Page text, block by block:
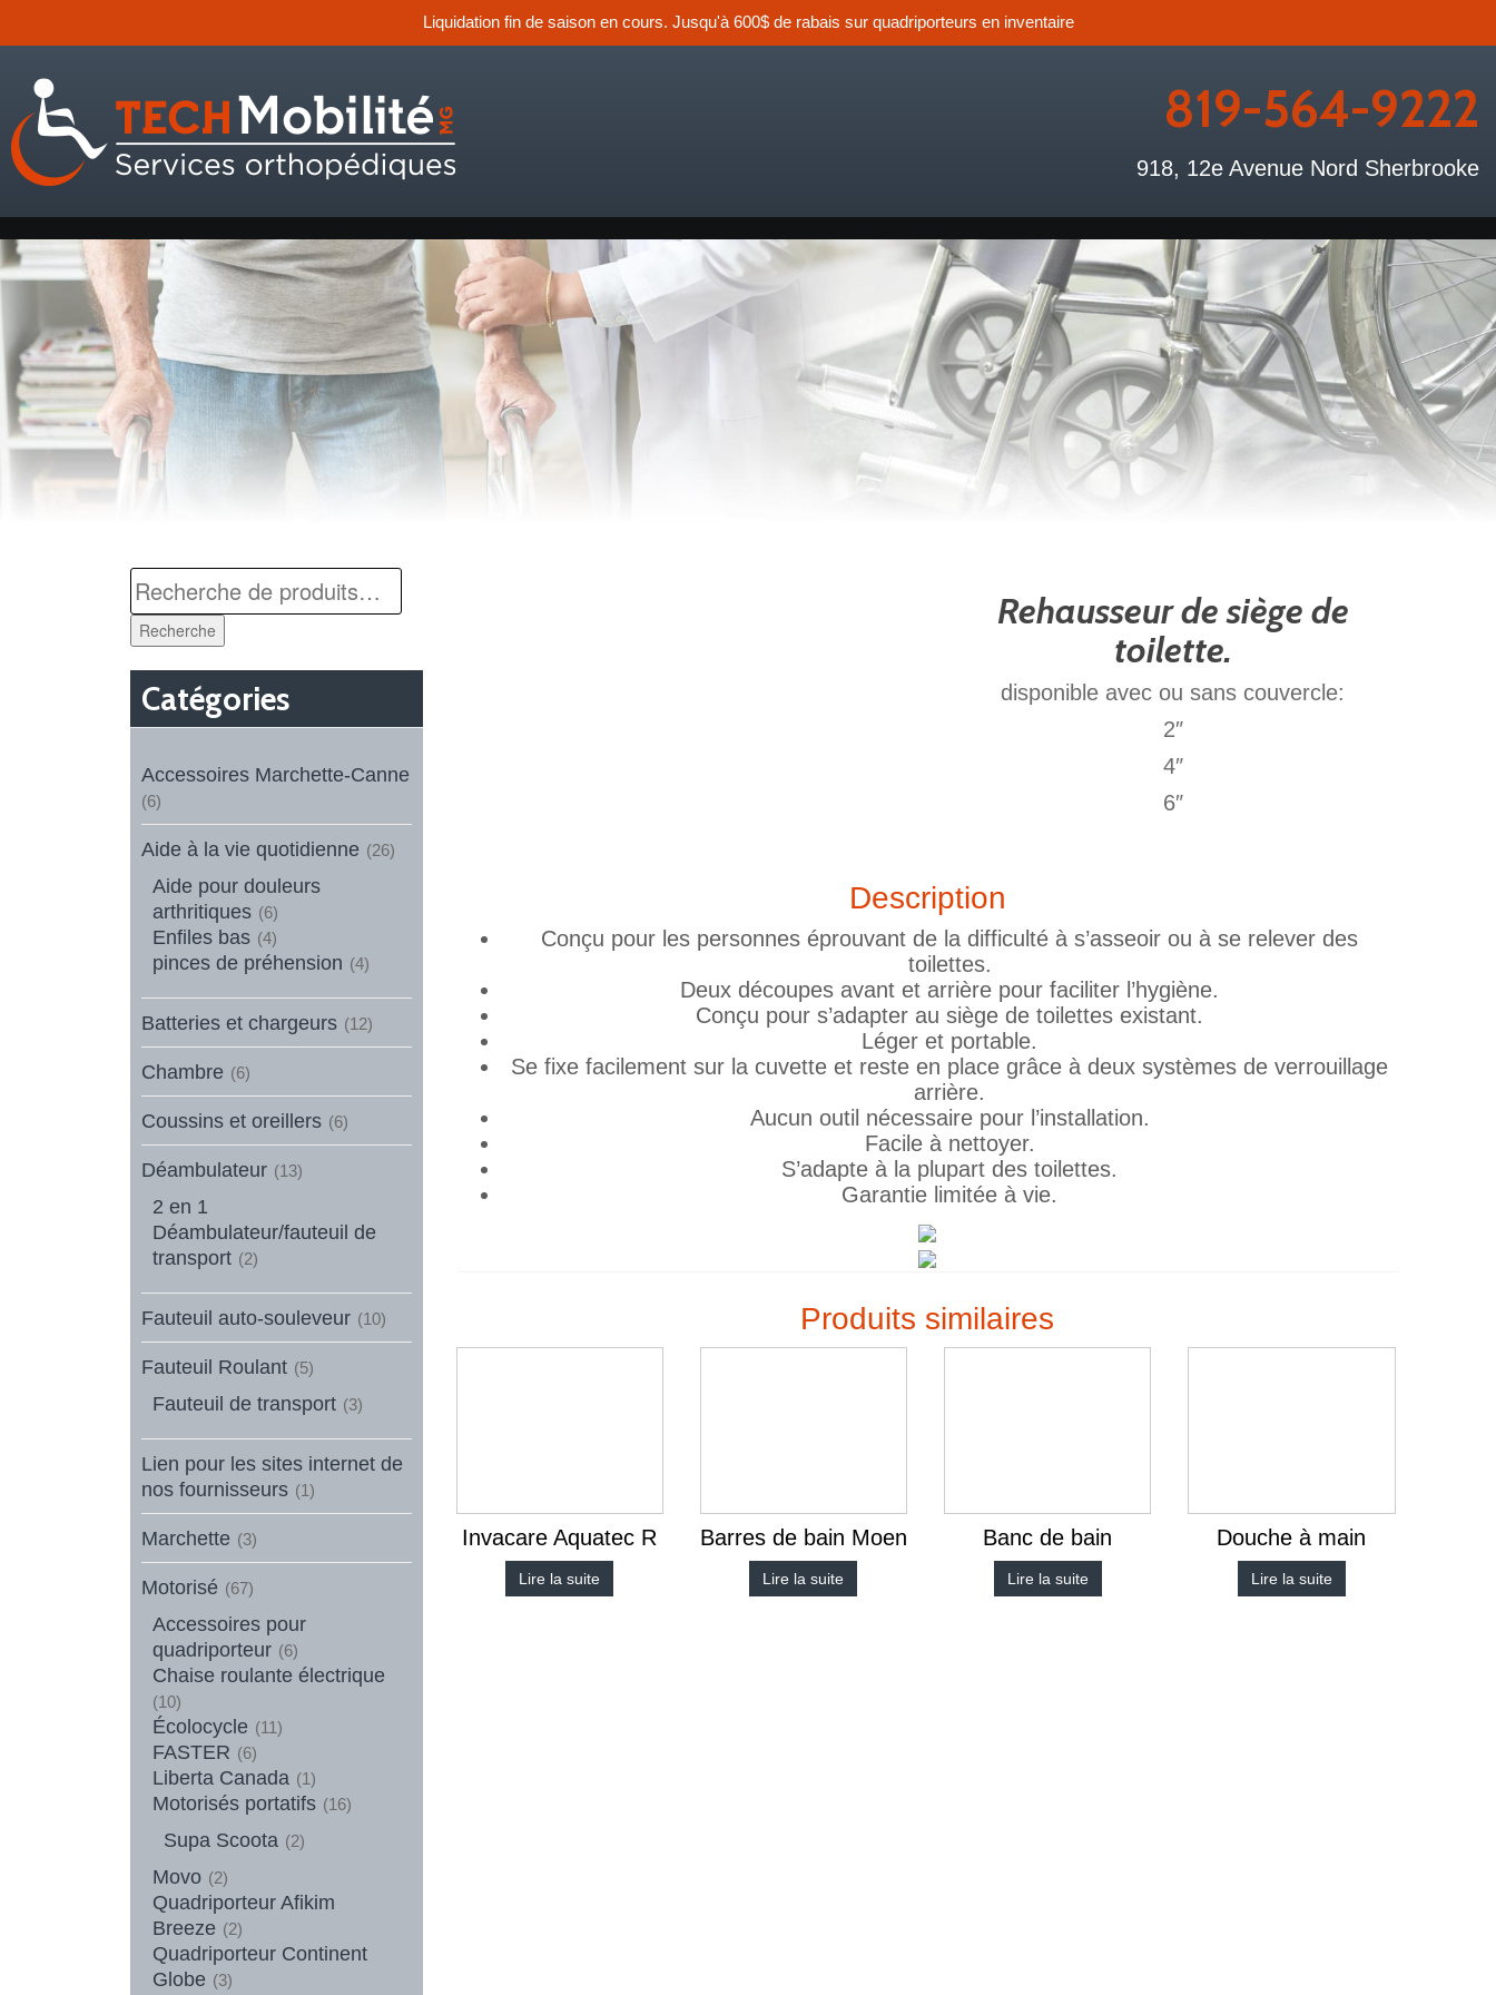
Liquidation fin de saison en cours. Jusqu'à 600$ de rabais sur quadriporteurs en inventaire
819-564-9222
918, 12e Avenue Nord Sherbrooke
Recherche
Catégories
Accessoires Marchette-Canne
(6)
Aide à la vie quotidienne (26)
Aide pour douleurs
arthritiques (6)
Enfiles bas (4)
pinces de préhension (4)
Batteries et chargeurs (12)
Chambre (6)
Coussins et oreillers (6)
Déambulateur (13)
2 en 1
Déambulateur/fauteuil de
transport (2)
Fauteuil auto-souleveur (10)
Fauteuil Roulant (5)
Fauteuil de transport (3)
Lien pour les sites internet de
nos fournisseurs (1)
Marchette (3)
Motorisé (67)
Accessoires pour
quadriporteur (6)
Chaise roulante électrique
(10)
Écolocycle (11)
FASTER (6)
Liberta Canada (1)
Motorisés portatifs (16)
Supa Scoota (2)
Movo (2)
Quadriporteur Afikim
Breeze (2)
Quadriporteur Continent
Globe (3)
Rehausseur de siège de
toilette.
disponible avec ou sans couvercle:
2″
4″
6″
Description
Conçu pour les personnes éprouvant de la difficulté à s’asseoir ou à se relever des
toilettes.
Deux découpes avant et arrière pour faciliter l’hygiène.
Conçu pour s’adapter au siège de toilettes existant.
Léger et portable.
Se fixe facilement sur la cuvette et reste en place grâce à deux systèmes de verrouillage
arrière.
Aucun outil nécessaire pour l’installation.
Facile à nettoyer.
S’adapte à la plupart des toilettes.
Garantie limitée à vie.
Produits similaires
Invacare Aquatec R
Lire la suite
Barres de bain Moen
Lire la suite
Banc de bain
Lire la suite
Douche à main
Lire la suite